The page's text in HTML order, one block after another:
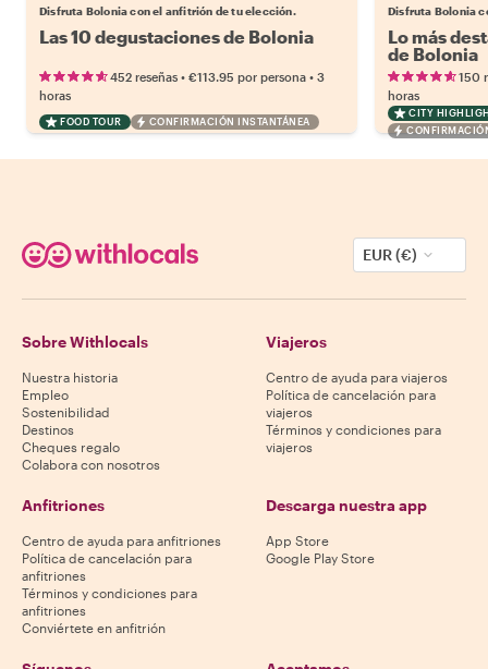
Disfruta Bolonia con el anfitrión de tu elección.
Las 10 degustaciones de Bolonia
452 reseñas • €113.95 por persona • 3
horas
FOOD TOUR CONFIRMACIÓN INSTANTÁNEA
Disfruta Bolonia
Lo más
de Bolonia
150
horas
CITY
EUR (€)
Sobre Withlocals
Nuestra historia
Empleo
Sostenibilidad
Destinos
Cheques regalo
Colabora con nosotros
Viajeros
Centro de ayuda para viajeros
Política de cancelación para
viajeros
Términos y condiciones para
viajeros
Anfitriones
Centro de ayuda para anfitriones
Política de cancelación para
anfitriones
Términos y condiciones para
anfitriones
Conviértete en anfitrión
Descarga nuestra app
App Store
Google Play Store